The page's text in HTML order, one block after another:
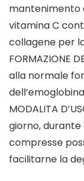
mantenimento
vitamina C
collagene per
FORMAZIONE
alla normale
MODALITA
giorno,
compresse
facilitarne la